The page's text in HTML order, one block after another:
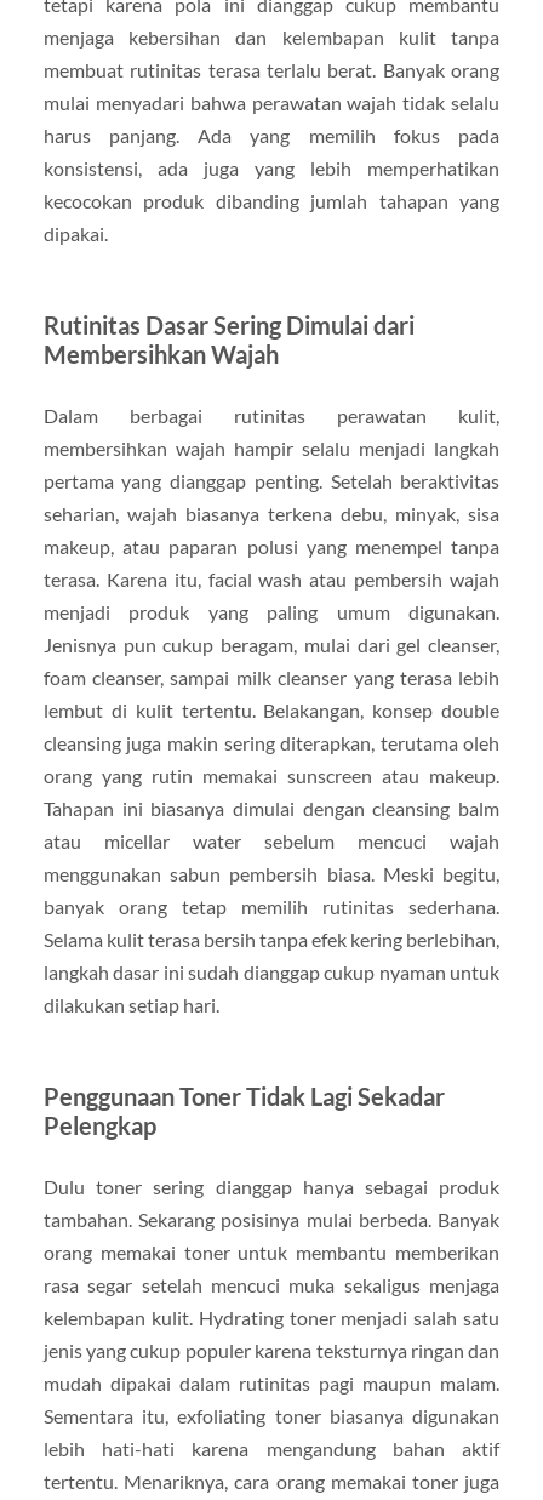
menjaga kebersihan dan kelembapan kulit tanpa
membuat rutinitas terasa terlalu berat. Banyak orang
mulai menyadari bahwa perawatan wajah tidak selalu
harus panjang. Ada yang memilih fokus pada
konsistensi, ada juga yang lebih memperhatikan
kecocokan produk dibanding jumlah tahapan yang
dipakai.
Rutinitas Dasar Sering Dimulai dari
Membersihkan Wajah
Dalam berbagai rutinitas perawatan kulit,
membersihkan wajah hampir selalu menjadi langkah
pertama yang dianggap penting. Setelah beraktivitas
seharian, wajah biasanya terkena debu, minyak, sisa
makeup, atau paparan polusi yang menempel tanpa
terasa. Karena itu, facial wash atau pembersih wajah
menjadi produk yang paling umum digunakan.
Jenisnya pun cukup beragam, mulai dari gel cleanser,
foam cleanser, sampai milk cleanser yang terasa lebih
lembut di kulit tertentu. Belakangan, konsep double
cleansing juga makin sering diterapkan, terutama oleh
orang yang rutin memakai sunscreen atau makeup.
Tahapan ini biasanya dimulai dengan cleansing balm
atau micellar water sebelum mencuci wajah
menggunakan sabun pembersih biasa. Meski begitu,
banyak orang tetap memilih rutinitas sederhana.
Selama kulit terasa bersih tanpa efek kering berlebihan,
langkah dasar ini sudah dianggap cukup nyaman untuk
dilakukan setiap hari.
Penggunaan Toner Tidak Lagi Sekadar
Pelengkap
Dulu toner sering dianggap hanya sebagai produk
tambahan. Sekarang posisinya mulai berbeda. Banyak
orang memakai toner untuk membantu memberikan
rasa segar setelah mencuci muka sekaligus menjaga
kelembapan kulit. Hydrating toner menjadi salah satu
jenis yang cukup populer karena teksturnya ringan dan
mudah dipakai dalam rutinitas pagi maupun malam.
Sementara itu, exfoliating toner biasanya digunakan
lebih hati-hati karena mengandung bahan aktif
tertentu. Menariknya, cara orang memakai toner juga